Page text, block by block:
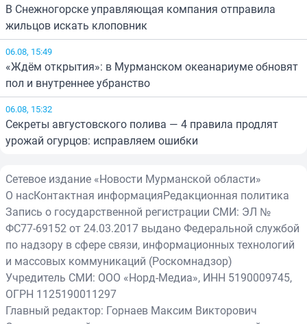
В Снежногорске управляющая компания отправила
жильцов искать клоповник
06.08, 15:49
«Ждём открытия»: в Мурманском океанариуме обновят
пол и внутреннее убранство
06.08, 15:32
Секреты августовского полива — 4 правила продлят
урожай огурцов: исправляем ошибки
Сетевое издание «Новости Мурманской области»
О насКонтактная информацияРедакционная политика
Запись о государственной регистрации СМИ: ЭЛ №
ФС77-69152 от 24.03.2017 выдано Федеральной службой
по надзору в сфере связи, информационных технологий
и массовых коммуникаций (Роскомнадзор)
Учредитель СМИ: ООО «Норд-Медиа», ИНН 5190009745,
ОГРН 1125190011297
Главный редактор: Горнаев Максим Викторович